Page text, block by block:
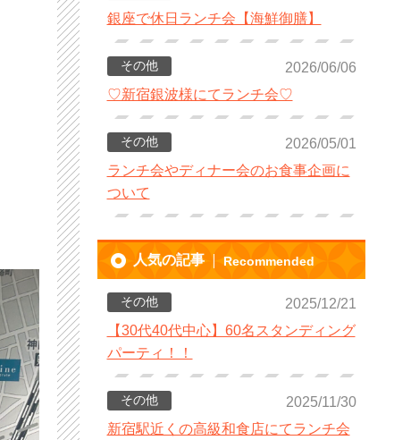
銀座で休日ランチ会【海鮮御膳】
その他
2026/06/06
♡新宿銀波様にてランチ会♡
その他
2026/05/01
ランチ会やディナー会のお食事企画に
ついて
人気の記事 Recommended
その他
2025/12/21
【30代40代中心】60名スタンディング
パーティ！！
その他
2025/11/30
新宿駅近くの高級和食店にてランチ会